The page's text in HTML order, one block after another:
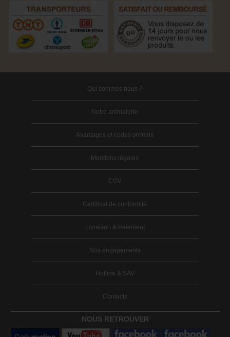
Qui sommes nous ?
Notre animalerie
Avantages et codes promos
Mentions légales
CGV
Certificat de conformité
Livraison & Paiement
Nos engagements
Hotline & SAV
Contacts
NOUS RETROUVER